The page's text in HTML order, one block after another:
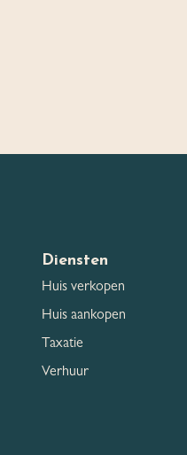
Diensten
Huis verkopen
Huis aankopen
Taxatie
Verhuur